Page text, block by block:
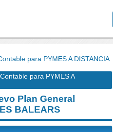
para PYMES A DISTANCIA
para PYMES A
Plan General
BALEARS